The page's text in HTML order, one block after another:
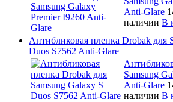
Anti-Glare
наличии В
Антибликовая пленка Drobak для
Duos S7562 Anti-Glare
Samsung
Anti-Glare
наличии В